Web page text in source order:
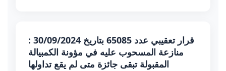
قرار تعقيبي عدد 65085 بتاريخ 30/09/2024 :
منازعة المسحوب عليه في مؤونة الكمبيالة
المقبولة تبقى جائزة متى لم يقع تداولها